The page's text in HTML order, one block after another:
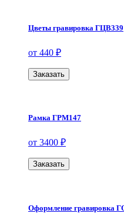
Цветы гравировка ГЦВ339
от 440 ₽
Заказать
Рамка ГРМ147
от 3400 ₽
Заказать
Оформление гравировка